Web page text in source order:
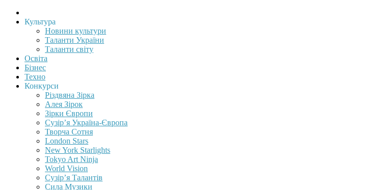
Культура
Новини культури
Таланти України
Таланти світу
Освіта
Бізнес
Техно
Конкурси
Різдвяна Зірка
Алея Зірок
Зірки Європи
Сузір’я Україна-Європа
Творча Сотня
London Stars
New York Starlights
Tokyo Art Ninja
World Vision
Сузір’я Талантів
Сила Музики